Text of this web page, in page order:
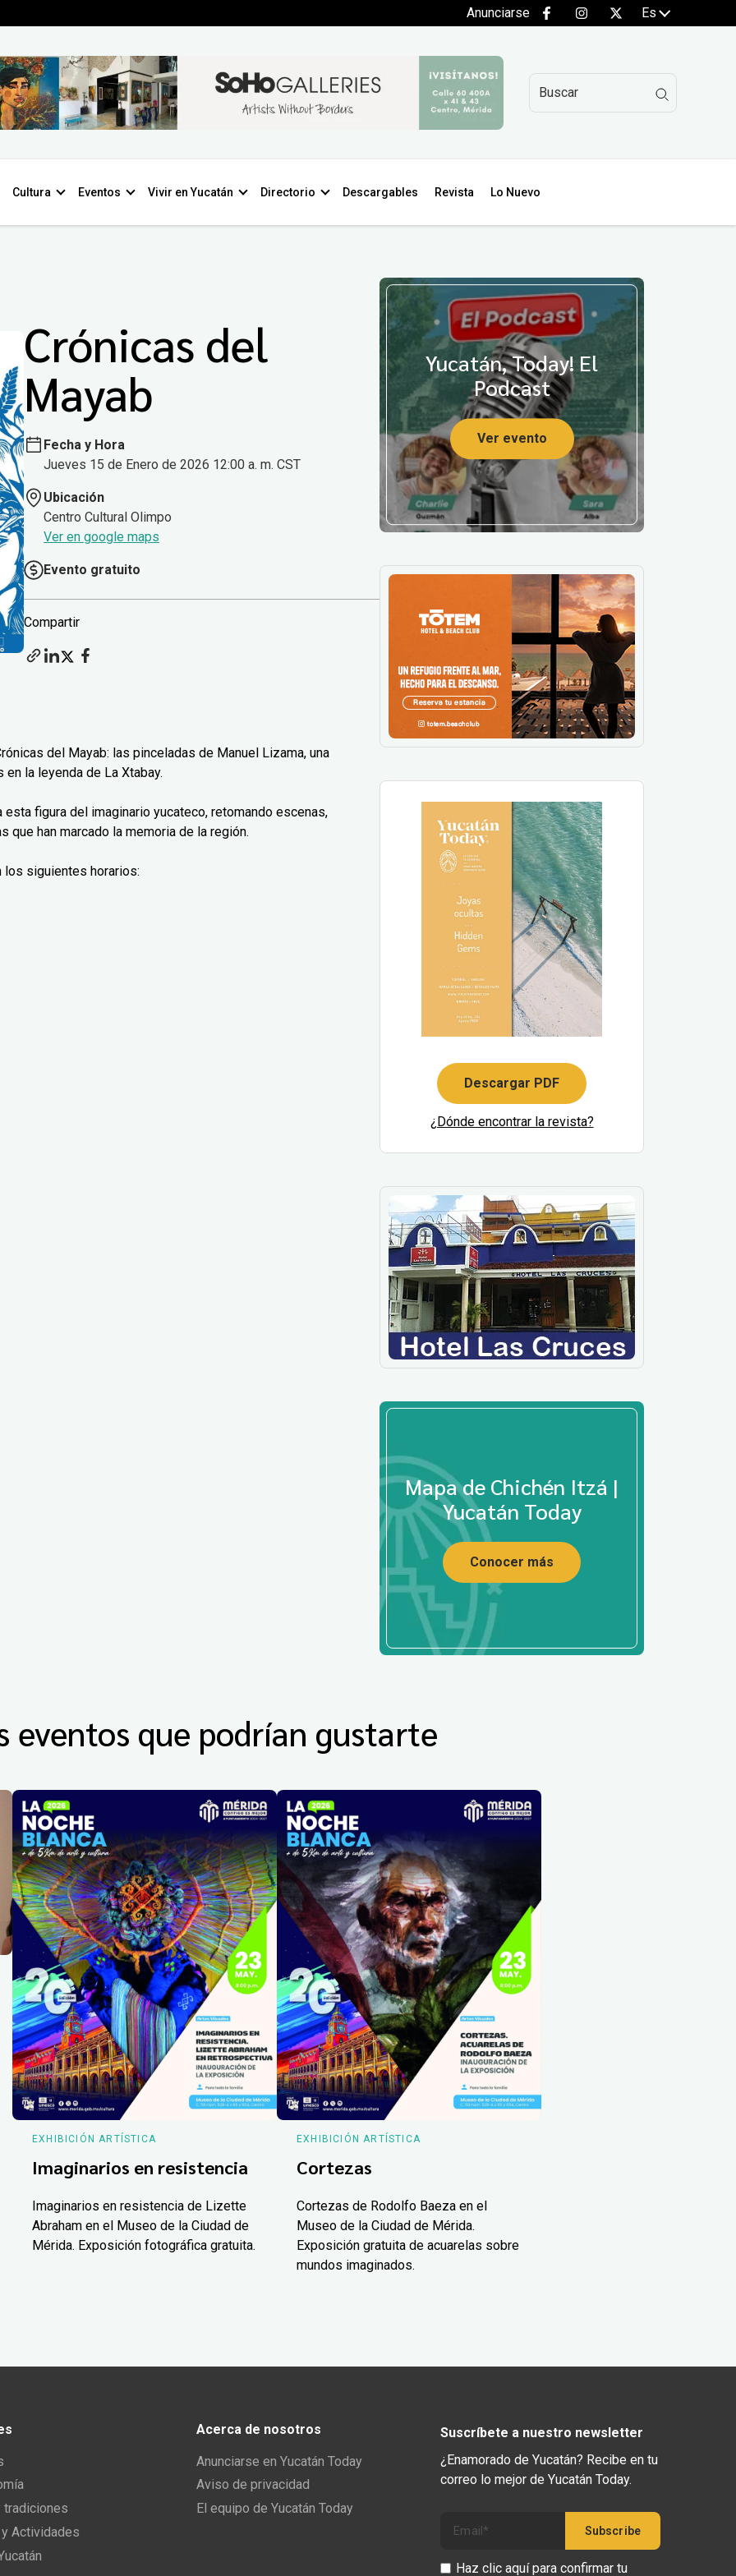
Anunciarse Es
Cultura Eventos Vivir en Yucatán Directorio Descargables Revista Lo Nuevo
Crónicas del
Mayab
Fecha y Hora
Jueves 15 de Enero de 2026 12:00 a. m. CST
Ubicación
Centro Cultural Olimpo
Ver en google maps
Evento gratuito
Compartir
del Mayab: las pinceladas de Manuel Lizama, una
la leyenda de La Xtabay.
figura del imaginario yucateco, retomando escenas,
han marcado la memoria de la región.
siguientes horarios:
Yucatán, Today! El
Podcast
Ver evento
Descargar PDF
¿Dónde encontrar la revista?
Mapa de Chichén Itzá |
Yucatán Today
Conocer más
eventos que podrían gustarte
EXHIBICIÓN ARTÍSTICA
Imaginarios en resistencia
Imaginarios en resistencia de Lizette
Abraham en el Museo de la Ciudad de
Mérida. Exposición fotográfica gratuita.
EXHIBICIÓN ARTÍSTICA
Cortezas
Cortezas de Rodolfo Baeza en el
Museo de la Ciudad de Mérida.
Exposición gratuita de acuarelas sobre
mundos imaginados.
tradiciones
Actividades
Acerca de nosotros
Anunciarse en Yucatán Today
Aviso de privacidad
El equipo de Yucatán Today
Suscríbete a nuestro newsletter
¿Enamorado de Yucatán? Recibe en tu
correo lo mejor de Yucatán Today.
Haz clic aquí para confirmar tu